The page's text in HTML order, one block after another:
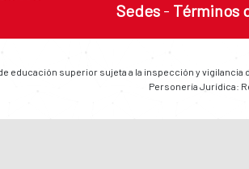
Sedes - Términos
educación superior sujeta a la inspección y vigilancia
Personería Jurídica: